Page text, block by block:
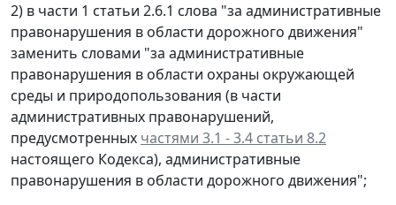
2) в части 1 статьи 2.6.1 слова "за административные
правонарушения в области дорожного движения"
заменить словами "за административные
правонарушения в области охраны окружающей
среды и природопользования (в части
административных правонарушений,
предусмотренных частями 3.1 - 3.4 статьи 8.2
настоящего Кодекса), административные
правонарушения в области дорожного движения";